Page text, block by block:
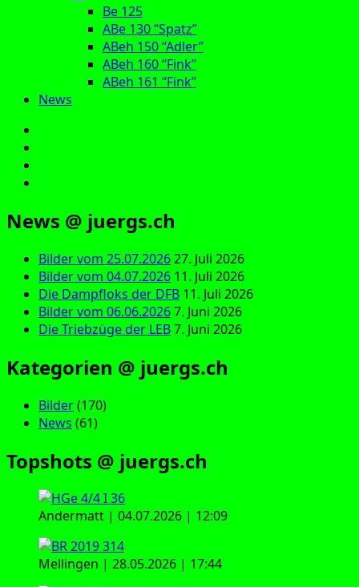
Be 125
ABe 130 “Spatz”
ABeh 150 “Adler”
ABeh 160 “Fink”
ABeh 161 “Fink”
News
News @ juergs.ch
Bilder vom 25.07.202627. Juli 2026
Bilder vom 04.07.2026 11. Juli 2026
Die Dampfloks der DFB 11. Juli 2026
Bilder vom 06.06.20267. Juni 2026
Die Triebzüge der LEB7. Juni 2026
Kategorien @ juergs.ch
Bilder(170)
News (61)
Topshots @ juergs.ch
Andermatt | 04.07.2026 | 12:09
Mellingen | 28.05.2026 | 17:44